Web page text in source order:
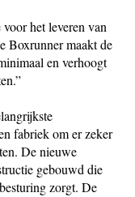
het leveren van
Boxrunner maakt de
en verhoogt
fabriek om er zeker
De nieuwe
gebouwd die
zorgt. De